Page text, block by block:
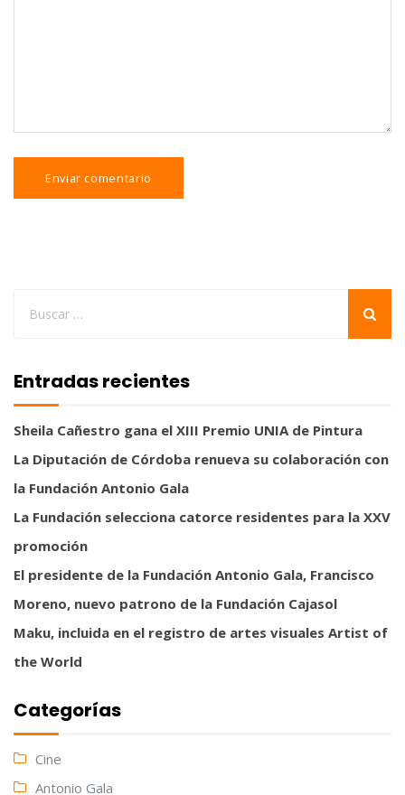
Entradas recientes
Sheila Cañestro gana el XIII Premio UNIA de Pintura
La Diputación de Córdoba renueva su colaboración con
la Fundación Antonio Gala
La Fundación selecciona catorce residentes para la XXV
promoción
El presidente de la Fundación Antonio Gala, Francisco
Moreno, nuevo patrono de la Fundación Cajasol
Maku, incluida en el registro de artes visuales Artist of
the World
Categorías
Cine
Antonio Gala